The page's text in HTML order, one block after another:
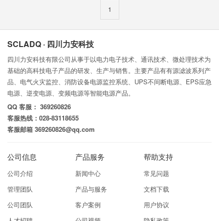
1
SCLADQ · 四川力安科技
四川力安科技有限公司从事于以电力电子技术、通讯技术、微处理技术为
基础的高科技电子产品的研发、生产与销售。主要产品有有源滤波系列产
品、电气火灾监控、消防设备电源监控系统、UPS不间断电源、EPS应急
电源、逆变电源、变频电源等智能电源产品。
QQ 客服： 369260826
客服热线：028-83118655
客服邮箱 369260826@qq.com
公司信息
公司介绍
管理团队
公司团队
产品服务
新闻中心
产品与服务
客户案例
帮助支持
常见问题
文档下载
用户协议